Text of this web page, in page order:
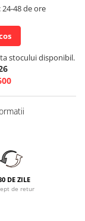
48 de ore
stocului disponibil.
DE ZILE
de retur